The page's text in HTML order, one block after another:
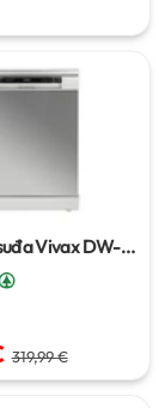
Vivax DW-
319,99 €